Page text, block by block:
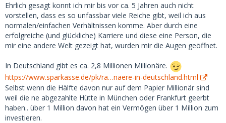
Ehrlich gesagt konnt ich mir bis vor ca. 5 Jahren auch nicht
vorstellen, dass es so unfassbar viele Reiche gibt, weil ich aus
normalen/einfachen Verhältnissen komme. Aber durch eine
erfolgreiche (und glückliche) Karriere und diese eine Person, die
mir eine andere Welt gezeigt hat, wurden mir die Augen geöffnet.
In Deutschland gibt es ca. 2,8 Millionen Millionäre.
https://www.sparkasse.de/pk/ra…naere-in-deutschland.html
Selbst wenn die Hälfte davon nur auf dem Papier Millionär sind
weil die ne abgezahlte Hütte in München oder Frankfurt geerbt
haben.. über 1 Million davon hat ein Vermögen über 1 Million zum
investieren.